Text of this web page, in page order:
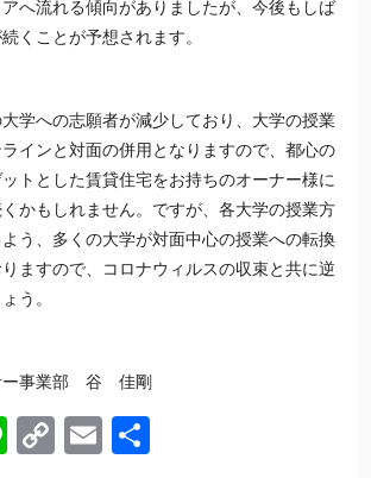
へ流れる傾向がありましたが、今後もしば
くことが予想されます。
学への志願者が減少しており、大学の授業
インと対面の併用となりますので、都心の
トとした賃貸住宅をお持ちのオーナー様に
かもしれません。ですが、各大学の授業方
う、多くの大学が対面中心の授業への転換
ますので、コロナウィルスの収束と共に逆
う。
ー事業部 谷 佳剛
LineCopyEmail